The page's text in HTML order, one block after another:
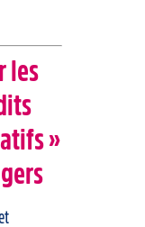
les
»